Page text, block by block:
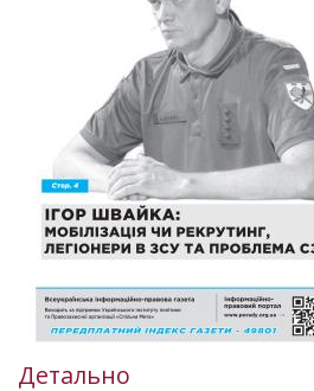
Детально